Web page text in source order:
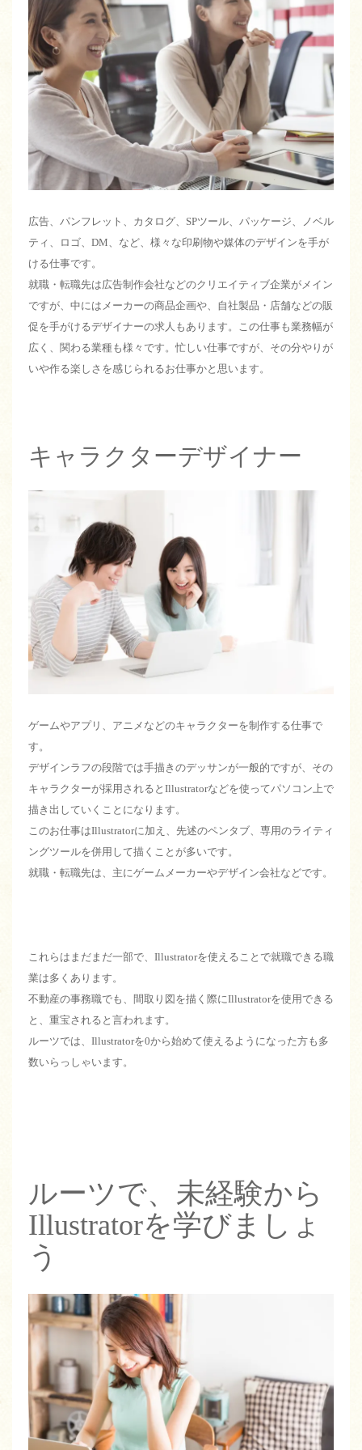
広告、パンフレット、カタログ、SPツール、パッケージ、ノベル
ティ、ロゴ、DM、など、様々な印刷物や媒体のデザインを手が
ける仕事です。
就職・転職先は広告制作会社などのクリエイティブ企業がメイン
ですが、中にはメーカーの商品企画や、自社製品・店舗などの販
促を手がけるデザイナーの求人もあります。この仕事も業務幅が
広く、関わる業種も様々です。忙しい仕事ですが、その分やりが
いや作る楽しさを感じられるお仕事かと思います。
キャラクターデザイナー
ゲームやアプリ、アニメなどのキャラクターを制作する仕事で
す。
デザインラフの段階では手描きのデッサンが一般的ですが、その
キャラクターが採用されるとIllustratorなどを使ってパソコン上で
描き出していくことになります。
このお仕事はIllustratorに加え、先述のペンタブ、専用のライティ
ングツールを併用して描くことが多いです。
就職・転職先は、主にゲームメーカーやデザイン会社などです。
これらはまだまだ一部で、Illustratorを使えることで就職できる職
業は多くあります。
不動産の事務職でも、間取り図を描く際にIllustratorを使用できる
と、重宝されると言われます。
ルーツでは、Illustratorを0から始めて使えるようになった方も多
数いらっしゃいます。
ルーツで、未経験から
Illustratorを学びましょ
う